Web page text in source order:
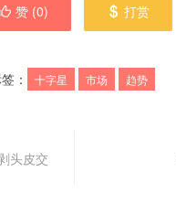
赞 (0) 打赏
： 十字星 市场 趋势
头皮交